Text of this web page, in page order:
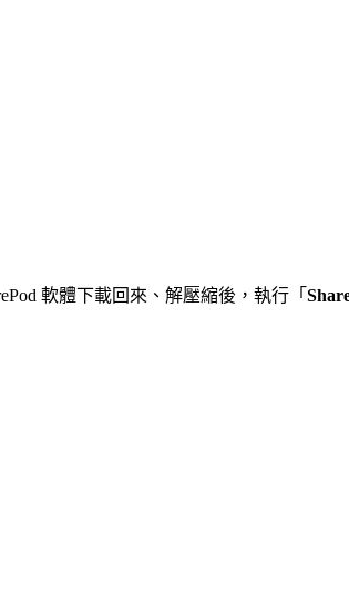
軟體下載回來、解壓縮後，執行「